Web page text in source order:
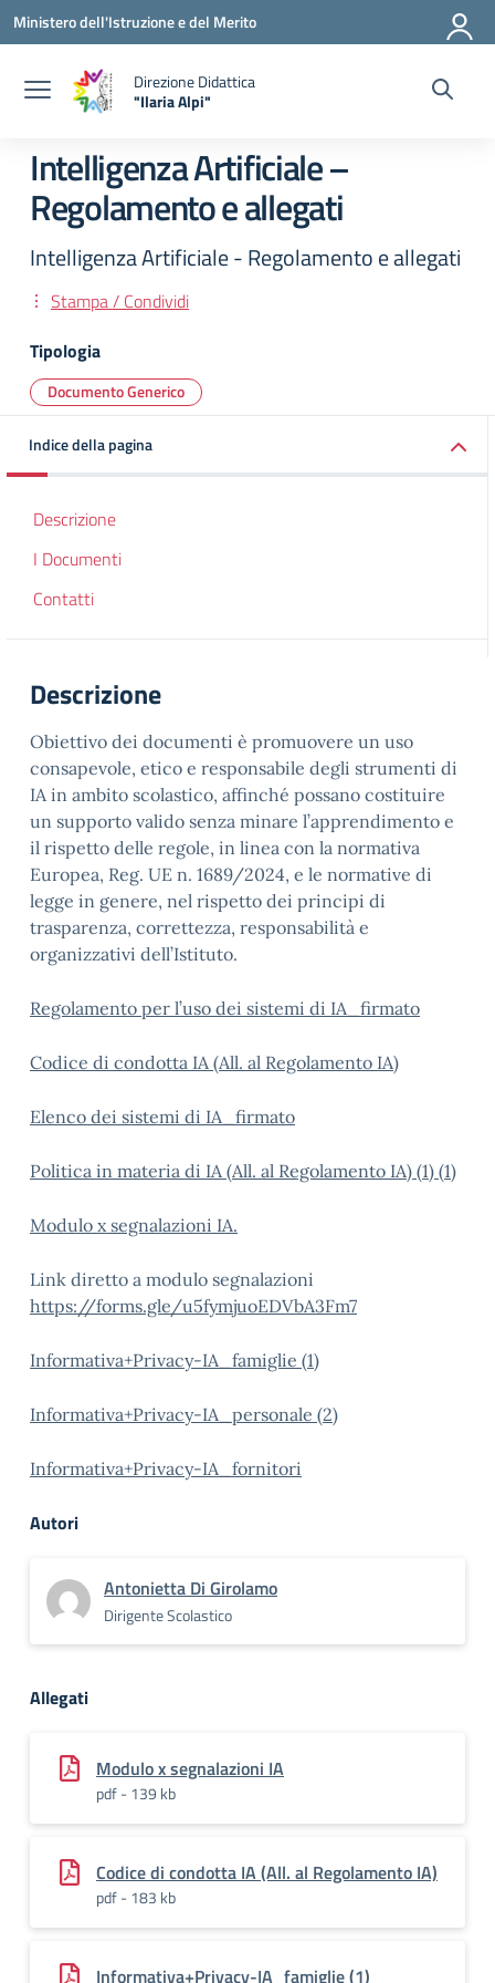
Vai ai contenuti
Vai al menu di navigazione
Vai al footer
Ministero dell'Istruzione e del Merito
Direzione Didattica
"Ilaria Alpi"
Intelligenza Artificiale –
Regolamento e allegati
Intelligenza Artificiale - Regolamento e allegati
Stampa / Condividi
Tipologia
Documento Generico
Indice della pagina
Descrizione
I Documenti
Contatti
Descrizione
Obiettivo dei documenti è promuovere un uso
consapevole, etico e responsabile degli strumenti di
IA in ambito scolastico, affinché possano costituire
un supporto valido senza minare l’apprendimento e
il rispetto delle regole, in linea con la normativa
Europea, Reg. UE n. 1689/2024, e le normative di
legge in genere, nel rispetto dei principi di
trasparenza, correttezza, responsabilità e
organizzativi dell’Istituto.
Regolamento per l’uso dei sistemi di IA_firmato
Codice di condotta IA (All. al Regolamento IA)
Elenco dei sistemi di IA_firmato
Politica in materia di IA (All. al Regolamento IA) (1) (1)
Modulo x segnalazioni IA.
Link diretto a modulo segnalazioni
https://forms.gle/u5fymjuoEDVbA3Fm7
Informativa+Privacy-IA_famiglie (1)
Informativa+Privacy-IA_personale (2)
Informativa+Privacy-IA_fornitori
Autori
Antonietta Di Girolamo
Dirigente Scolastico
Allegati
Modulo x segnalazioni IA
pdf - 139 kb
Codice di condotta IA (All. al Regolamento IA)
pdf - 183 kb
Informativa+Privacy-IA_famiglie (1)